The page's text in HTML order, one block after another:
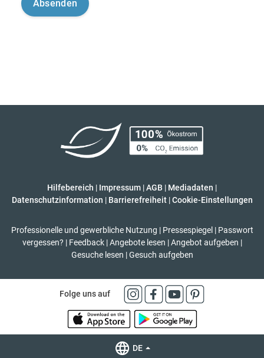
Hilfebereich | Impressum |AGB | Mediadaten |
Datenschutzinformation | Barrierefreiheit | Cookie-Einstellungen
Professionelle und gewerbliche Nutzung | Pressespiegel | Passwort
vergessen? | Feedback | Angebote lesen | Angebot aufgeben |
Gesuche lesen | Gesuch aufgeben
Folge uns auf
DE